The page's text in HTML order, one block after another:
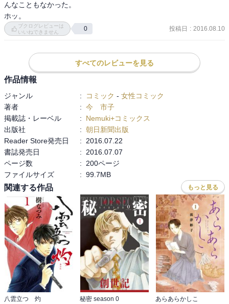
んなこともなかった。
ホッ。
ブクログレビューは
いいねできません
0 投稿日 : 2016.08.10
すべてのレビューを見る
作品情報
ジャンル : コミック - 女性コミック
著者
: 今 市子
掲載誌・レーベル
:
Nemuki+コミックス
出版社
: 朝日新聞出版
Reader Store発売日
: 2016.07.22
書誌発売日
: 2016.07.07
ページ数
: 200ページ
ファイルサイズ
: 99.7MB
関連する作品 もっと見る
八雲立つ 灼
秘密 season 0
あらあらかしこ